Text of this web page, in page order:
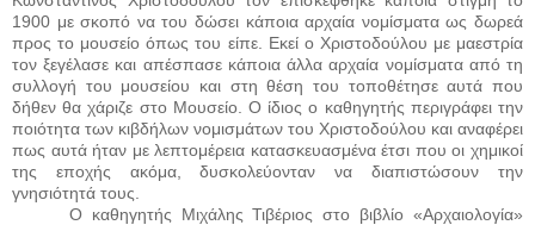
1900 με σκοπό να του δώσει κάποια αρχαία νομίσματα ως δωρεά
προς το μουσείο όπως του είπε. Εκεί ο Χριστοδούλου με μαεστρία
τον ξεγέλασε και απέσπασε κάποια άλλα αρχαία νομίσματα από τη
συλλογή του μουσείου και στη θέση του τοποθέτησε αυτά που
δήθεν θα χάριζε στο Μουσείο. Ο ίδιος ο καθηγητής περιγράφει την
ποιότητα των κιβδήλων νομισμάτων του Χριστοδούλου και αναφέρει
πως αυτά ήταν με λεπτομέρεια κατασκευασμένα έτσι που οι χημικοί
της εποχής ακόμα, δυσκολεύονταν να διαπιστώσουν την
γνησιότητά τους.
Ο καθηγητής Μιχάλης Τιβέριος στο βιβλίο «Αρχαιολογία»